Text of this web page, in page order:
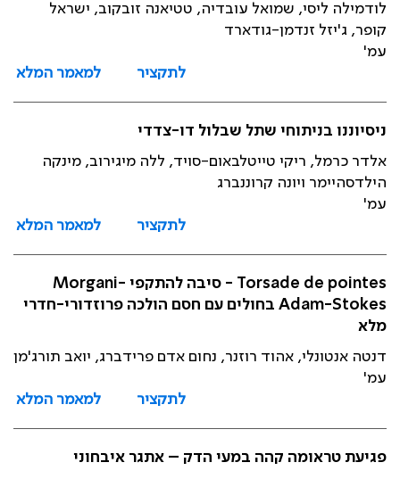
לודמילה ליסי, שמואל עובדיה, טטיאנה זובקוב, ישראל
קופר, ג'יזל זנדמן-גודארד
עמ'
לתקציר
למאמר המלא
ניסיוננו בניתוחי שתל שבלול דו-צדדי
אלדר כרמל, ריקי טייטלבאום-סויד, ללה מיגירוב, מינקה
הילדסהיימר ויונה קרוננברג
עמ'
לתקציר
למאמר המלא
Torsade de pointes - סיבה להתקפי Morgani-
Adam-Stokes בחולים עם חסם הולכה פרוזדורי-חדרי
מלא
דנטה אנטונלי, אהוד רוזנר, נחום אדם פרידברג, יואב תורג'מן
עמ'
לתקציר
למאמר המלא
פגיעת טראומה קהה במעי הדק – אתגר איבחוני